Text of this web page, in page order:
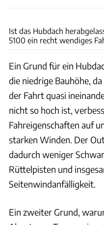
Ist das Hubdach
5100 ein recht wendiges
Ein Grund für ein
die niedrige Bauhöhe,
der Fahrt quasi
nicht so hoch ist,
Fahreigenschaften auf
starken Winden. Der
dadurch weniger
Rüttelpisten und
Seitenwindanfälligkeit.
Ein zweiter Grund,